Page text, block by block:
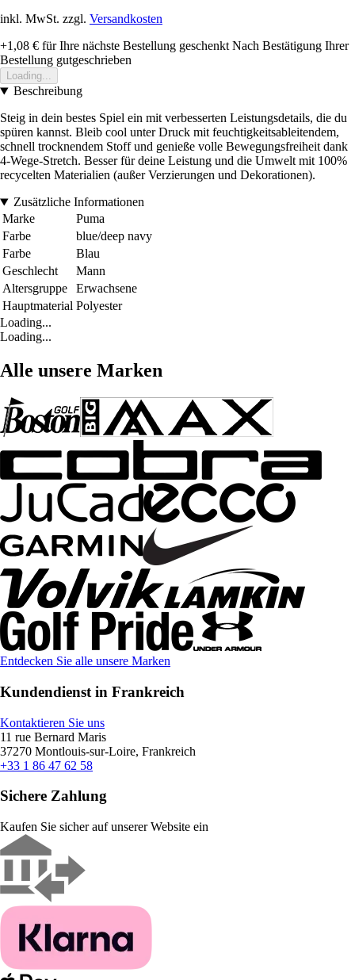
inkl. MwSt. zzgl. Versandkosten
+1,08 € für Ihre nächste Bestellung geschenkt Nach Bestätigung Ihrer
Bestellung gutgeschrieben
Loading...
Beschreibung
Steig in dein bestes Spiel ein mit verbesserten Leistungsdetails, die du
spüren kannst. Bleib cool unter Druck mit feuchtigkeitsableitendem,
schnell trocknendem Stoff und genieße volle Bewegungsfreiheit dank
4-Wege-Stretch. Besser für deine Leistung und die Umwelt mit 100%
recycelten Materialien (außer Verzierungen und Dekorationen).
Zusätzliche Informationen
Marke
Puma
Farbe
blue/deep navy
Farbe
Blau
Geschlecht
Mann
Altersgruppe
Erwachsene
Hauptmaterial Polyester
Loading...
Loading...
Alle unsere Marken
Entdecken Sie alle unsere Marken
Kundendienst in Frankreich
Kontaktieren Sie uns
11 rue Bernard Maris
37270 Montlouis-sur-Loire, Frankreich
+33 1 86 47 62 58
Sichere Zahlung
Kaufen Sie sicher auf unserer Website ein